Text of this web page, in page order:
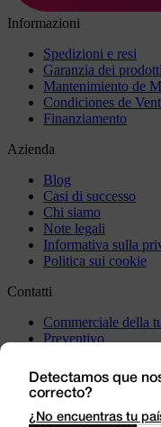
Informazioni
Spedizioni e resi
Garanzia dei prodotti
Mantenimiento de
Condiciones de
Finanziamento
Azienda
Blog
Casi di successo
Chi siamo
Note legali
Informativa sulla
Politica sui cookie
Contatti
Commerciale della
Preventivo
Vieni a trovarci
Lavora con noi
Outlet
Detectamos que
correcto?
¿No encuentras tu